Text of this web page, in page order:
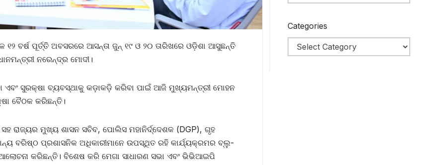
ବର୍ଷ ପୂର୍ତ୍ତି ଅବସରରେ ଆସନ୍ତା ଜୁନ୍ ୧୯ ଓ ୨୦ ତାରିଖରେ ଓଡ଼ିଶା ଆସୁଛନ୍ତି
ନରେନ୍ଦ୍ର ମୋଦୀ।
ଏବଂ ସୁରକ୍ଷା ବ୍ୟବସ୍ଥାକୁ କଡ଼ାକଡ଼ି କରିବା ପାଇଁ ଆଜି ମୁଖ୍ୟମନ୍ତ୍ରୀ ମୋହନ
ବୈଠକ କରିଛନ୍ତି।
ରାଜ୍ୟର ମୁଖ୍ୟ ଶାସନ ସଚିବ, ପୋଲିସ ମହାନିର୍ଦ୍ଦେଶକ (DGP), ଗୃହ
ବରିଷ୍ଠ ପ୍ରଶାସନିକ ଅଧିକାରୀମାନେ ଉପସ୍ଥିତ ରହି କାର୍ଯ୍ୟକ୍ରମର ବ୍ଲୁ-
କରିଛନ୍ତି। ବିଶେଷ କରି ମେଗା ସାଧାରଣ ସଭା ଏବଂ ଭିଭିଆଇପି
Categories